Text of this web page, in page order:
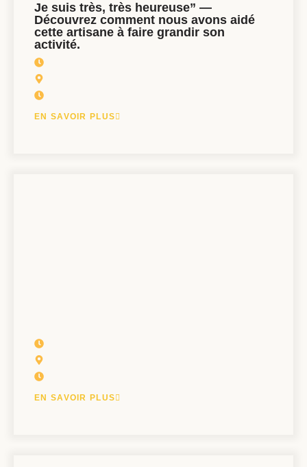
Je suis très, très heureuse” —
Découvrez comment nous avons aidé
cette artisane à faire grandir son
activité.
EN SAVOIR PLUS
EN SAVOIR PLUS